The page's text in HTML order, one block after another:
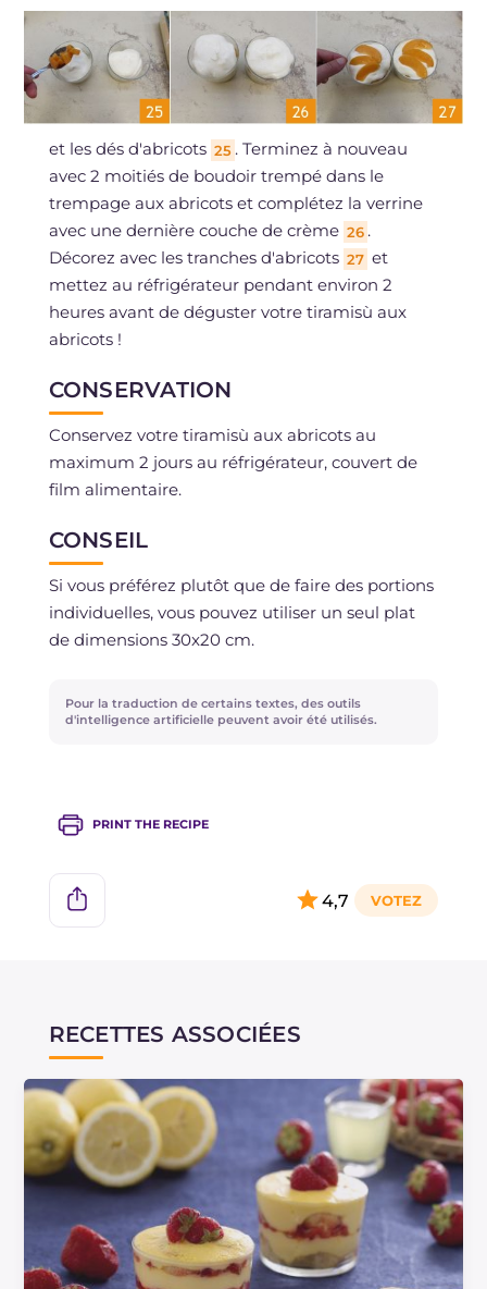
et les dés d'abricots 25 . Terminez à nouveau
avec 2 moitiés de boudoir trempé dans le
trempage aux abricots et complétez la verrine
avec une dernière couche de crème 26 .
Décorez avec les tranches d'abricots 27 et
mettez au réfrigérateur pendant environ 2
heures avant de déguster votre tiramisù aux
abricots !
CONSERVATION
Conservez votre tiramisù aux abricots au
maximum 2 jours au réfrigérateur, couvert de
film alimentaire.
CONSEIL
Si vous préférez plutôt que de faire des portions
individuelles, vous pouvez utiliser un seul plat
de dimensions 30x20 cm.
Pour la traduction de certains textes, des outils
d'intelligence artificielle peuvent avoir été utilisés.
PRINT THE RECIPE
4,7
RECETTES ASSOCIÉES